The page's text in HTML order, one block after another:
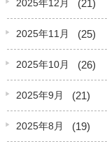
2025年12月 (21)
2025年11月 (25)
2025年10月 (26)
2025年9月 (21)
2025年8月 (19)